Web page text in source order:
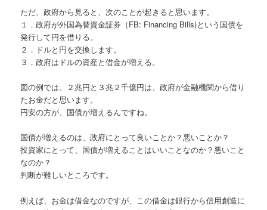
ただ、政府から見ると、次のことが起きると思います。
１．政府が外国為替資金証券（FB: Financing Bills)という国債を
発行して円を借りる。
２．ドルと円を交換します。
３．政府はドルの資産と借金が増える。
図の例では、２兆円と３兆２千億円は、政府が金融機関から借り
たお金だと思います。
円安の方が、国債が増えるんですね。
国債が増えるのは、政府にとって良いことか？悪いことか？
投資家にとって、国債が増えることはいいことなのか？悪いこと
なのか？
判断が難しいところです。
例えば、お金は借金なのですが、この借金は銀行から信用創造に